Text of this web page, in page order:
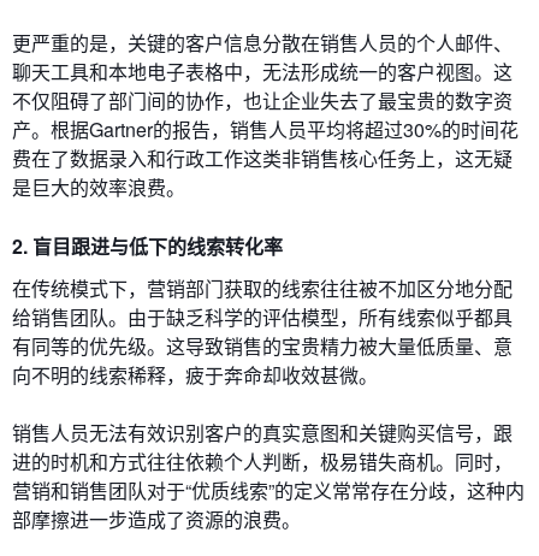
更严重的是，关键的客户信息分散在销售人员的个人邮件、
聊天工具和本地电子表格中，无法形成统一的客户视图。这
不仅阻碍了部门间的协作，也让企业失去了最宝贵的数字资
产。根据Gartner的报告，销售人员平均将超过30%的时间花
费在了数据录入和行政工作这类非销售核心任务上，这无疑
是巨大的效率浪费。
2. 盲目跟进与低下的线索转化率
在传统模式下，营销部门获取的线索往往被不加区分地分配
给销售团队。由于缺乏科学的评估模型，所有线索似乎都具
有同等的优先级。这导致销售的宝贵精力被大量低质量、意
向不明的线索稀释，疲于奔命却收效甚微。
销售人员无法有效识别客户的真实意图和关键购买信号，跟
进的时机和方式往往依赖个人判断，极易错失商机。同时，
营销和销售团队对于“优质线索”的定义常常存在分歧，这种内
部摩擦进一步造成了资源的浪费。